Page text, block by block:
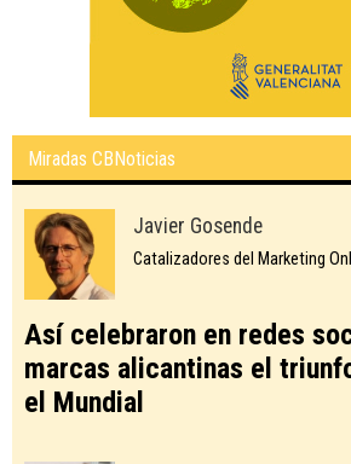
Miradas CBNoticias
Javier Gosende
Catalizadores del Marketing
Así celebraron en redes
marcas alicantinas el
el Mundial